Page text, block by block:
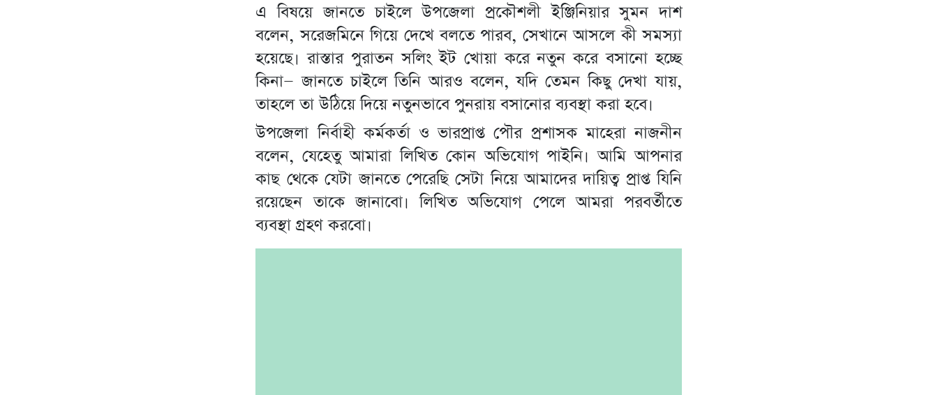
এ বিষয়ে জানতে চাইলে উপজেলা প্রকৌশলী ইঞ্জিনিয়ার সুমন দাশ
বলেন, সরেজমিনে গিয়ে দেখে বলতে পারব, সেখানে আসলে কী সমস্যা
হয়েছে। রাস্তার পুরাতন সলিং ইট খোয়া করে নতুন করে বসানো হচ্ছে
কিনা— জানতে চাইলে তিনি আরও বলেন, যদি তেমন কিছু দেখা যায়,
তাহলে তা উঠিয়ে দিয়ে নতুনভাবে পুনরায় বসানোর ব্যবস্থা করা হবে।
উপজেলা নির্বাহী কর্মকর্তা ও ভারপ্রাপ্ত পৌর প্রশাসক মাহেরা নাজনীন
বলেন, যেহেতু আমারা লিখিত কোন অভিযোগ পাইনি। আমি আপনার
কাছ থেকে যেটা জানতে পেরেছি সেটা নিয়ে আমাদের দায়িত্ব প্রাপ্ত যিনি
রয়েছেন তাকে জানাবো। লিখিত অভিযোগ পেলে আমরা পরবর্তীতে
ব্যবস্থা গ্রহণ করবো।